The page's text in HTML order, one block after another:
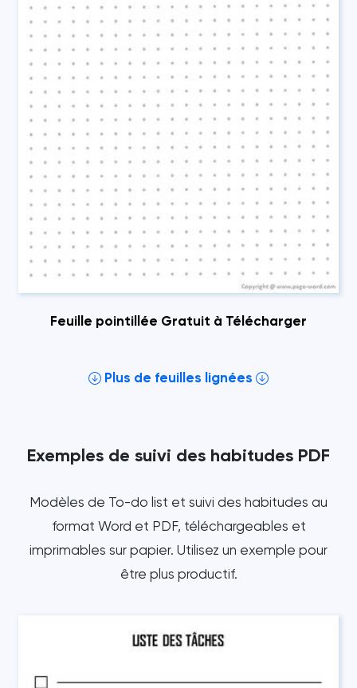
Feuille pointillée Gratuit à Télécharger
Plus de feuilles lignées
Exemples de suivi des habitudes PDF
Modèles de To-do list et suivi des habitudes au
format Word et PDF, téléchargeables et
imprimables sur papier. Utilisez un exemple pour
être plus productif.